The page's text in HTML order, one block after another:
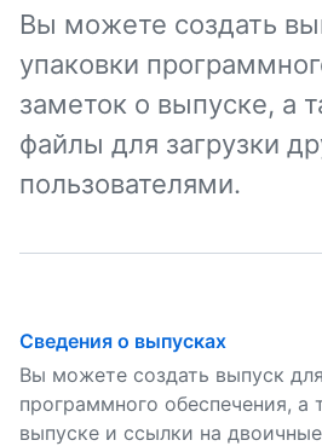
Вы можете создать
упаковки
заметок о выпуске, а
файлы для загрузки
пользователями.
Сведения о выпусках
Вы можете создать выпуск
программного обеспечения, а
выпуске и ссылки на